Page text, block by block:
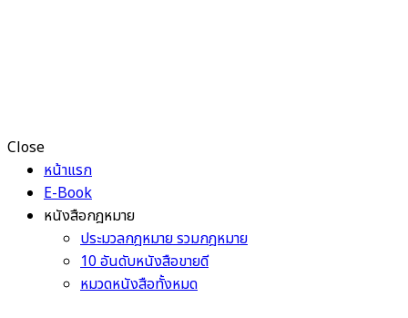
Close
หน้าแรก
E-Book
หนังสือกฎหมาย
ประมวลกฎหมาย รวมกฎหมาย
10 อันดับหนังสือขายดี
หมวดหนังสือทั้งหมด